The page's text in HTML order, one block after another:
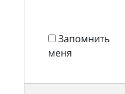
Запомнить
меня